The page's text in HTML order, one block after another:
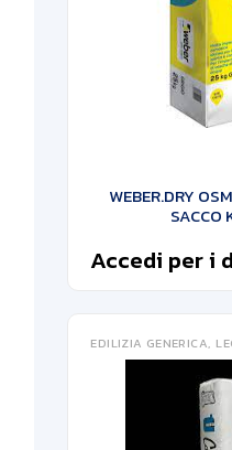
WEBER.DRY
SACCO
Accedi per i
EDILIZIA GENERICA